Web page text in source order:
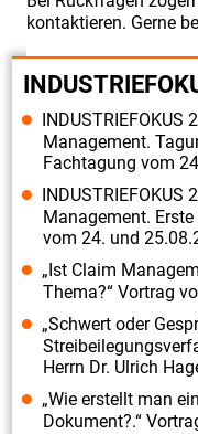
kontaktieren. Gerne
Management.
Fachtagung vom
Management.
vom 24. und
„Ist Claim
Thema?“ Vortrag
„Schwert oder
Herrn Dr. Ulrich
„Wie erstellt man
Dokument?.“
Fachtagung
2019:
Contract
&
Claim
am
02./
03.07.2019"
SAVE
THE
DATE